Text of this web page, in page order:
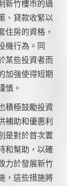
新竹樓市的過
、貸款收緊以
住房的資格，
機行為。同
某些投資者而
加強使得短期
慎。
積極鼓勵投資
補助和優惠利
是對於首次置
和幫助，以確
力於發展新竹
，這些措施將